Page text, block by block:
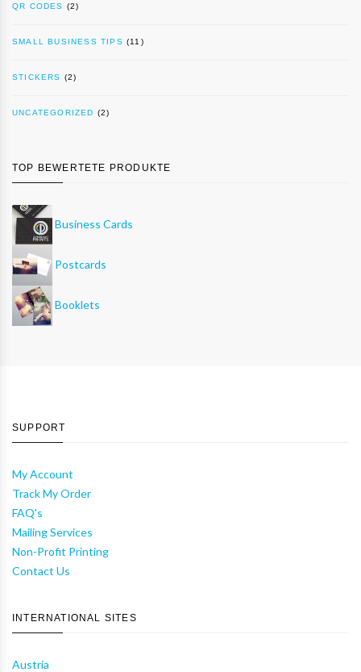
QR CODES (2)
SMALL BUSINESS TIPS (11)
STICKERS (2)
UNCATEGORIZED (2)
TOP BEWERTETE PRODUKTE
Business Cards
Postcards
Booklets
SUPPORT
My Account
Track My Order
FAQ's
Mailing Services
Non-Profit Printing
Contact Us
INTERNATIONAL SITES
Austria